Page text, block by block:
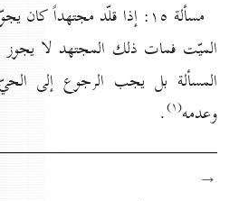
مسألة ۱٥: إذا قلّد مجتهداً كان
الميّت فمات ذلك المجتهد لا يجوز
المسألة بل يجب الرجوع إلى
وعدمه(۱) .
→